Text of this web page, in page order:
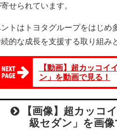
せられています。
トはトヨタグループをはじめ
的な成長を支援する取り組み
【動画】超カッコイ
ン」を動画で見る！
【画像】超カッコ
級セダン」を画像